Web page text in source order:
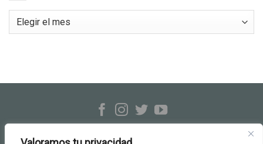
Hemeroteca
Hermandad Rocío de Triana
c/ Evangelista, 23-25 · Sevilla